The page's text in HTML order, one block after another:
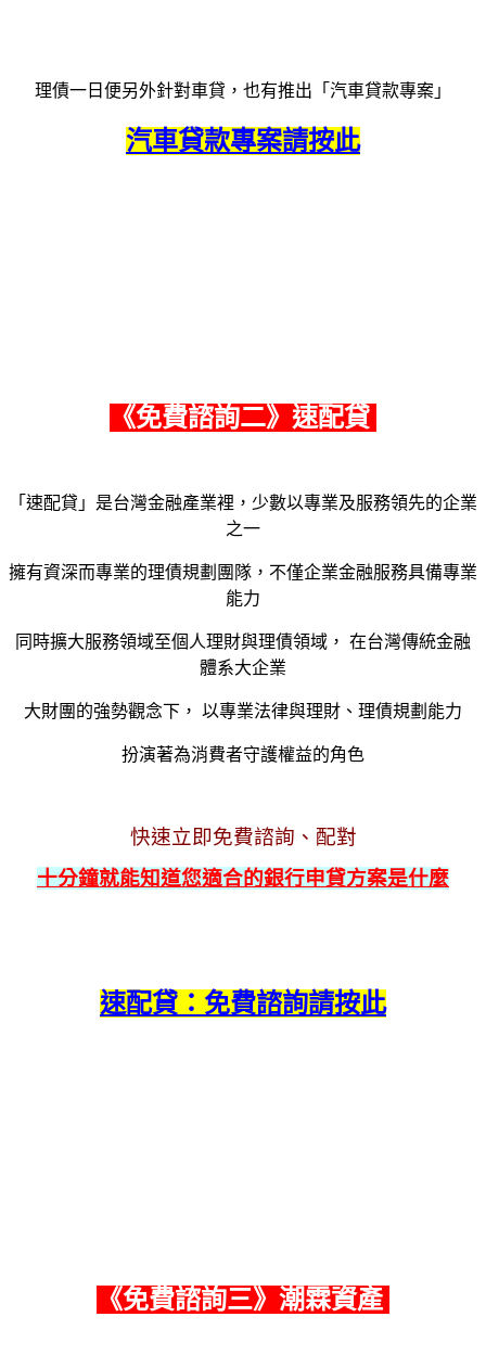
理債一日便另外針對車貸，也有推出「汽車貸款專案」
汽車貸款專案請按此
《免費諮詢二》速配貸
「速配貸」是台灣金融產業裡，少數以專業及服務領先的企業
之一
擁有資深而專業的理債規劃團隊，不僅企業金融服務具備專業
能力
同時擴大服務領域至個人理財與理債領域， 在台灣傳統金融
體系大企業
大財團的強勢觀念下， 以專業法律與理財、理債規劃能力
扮演著為消費者守護權益的角色
快速立即免費諮詢、配對
十分鐘就能知道您適合的銀行申貸方案是什麼
速配貸：免費諮詢請按此
《免費諮詢三》潮霖資產